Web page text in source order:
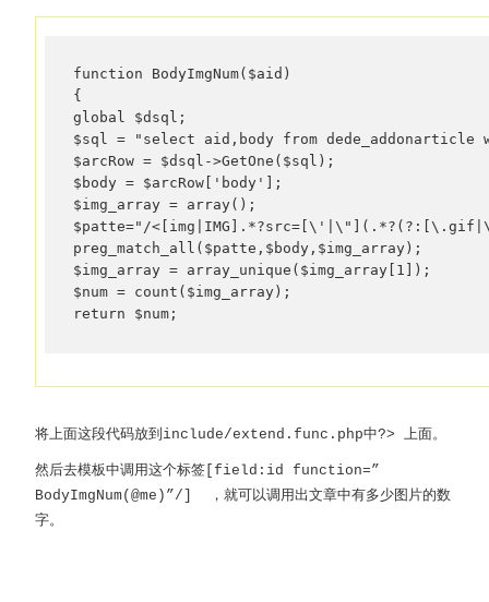
function BodyImgNum($aid)
{
global $dsql;
$sql = "select aid,body from
$arcRow = $dsql->GetOne($sql);
$body = $arcRow['body'];
$img_array = array();
$patte="/
preg_match_all($patte,$body,$img_array);
$img_array = array_unique($img_array[1]);
$num = count($img_array);
return $num;
将上面这段代码放到include/extend.func.php中?> 上面。
然后去模板中调用这个标签[field:id function=”
BodyImgNum(@me)”/] ，就可以调用出文章中有多少图片的数
字。